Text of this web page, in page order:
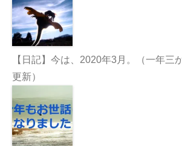
【日記】今は、2020年3月。（一年三
更新）